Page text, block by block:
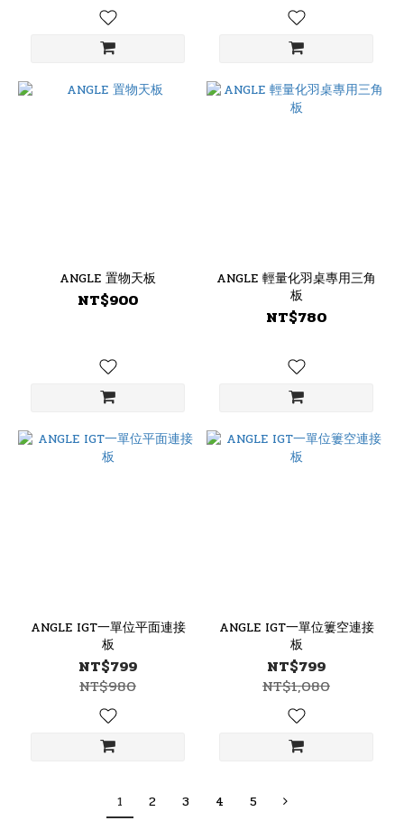
ANGLE 置物天板
NT$900
ANGLE 輕量化羽桌專用三角
板
NT$780
ANGLE IGT一單位平面連接
板
NT$799
NT$980
ANGLE IGT一單位簍空連接
板
NT$799
NT$1,080
1 2 3 4 5